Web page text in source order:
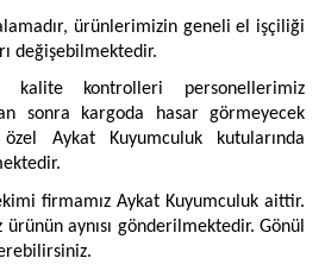
ürünlerimizin geneli el işçiliği
değişebilmektedir.
kalite kontrolleri personellerimiz
sonra kargoda hasar görmeyecek
özel Aykat Kuyumculuk kutularında
firmamız Aykat Kuyumculuk aittir.
ürünün aynısı gönderilmektedir. Gönül